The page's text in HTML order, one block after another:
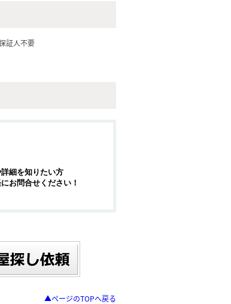
証人不要
細を知りたい方
お問合せください！
▲ページのTOPへ戻る